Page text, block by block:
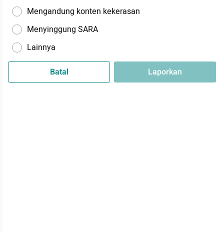
Mengandung konten kekerasan
Menyinggung SARA
Lainnya
Batal Laporkan